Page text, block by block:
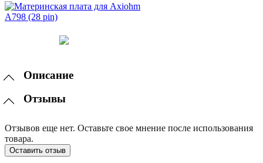
Описание
Отзывы
Отзывов еще нет. Оставьте свое мнение после использования
товара.
Оставить отзыв